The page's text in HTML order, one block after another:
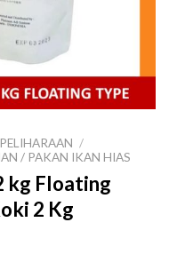
/
/ PAKAN IKAN HIAS
kg Floating
2 Kg